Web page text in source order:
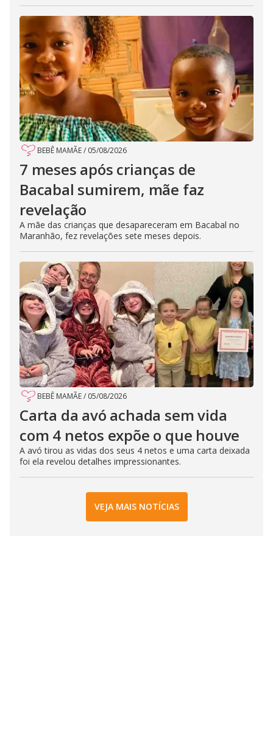
BEBÊ MAMÃE/ 05/08/2026
7 meses após crianças de
Bacabal sumirem, mãe faz
revelação
A mãe das crianças que desapareceram em Bacabal no
Maranhão, fez revelações sete meses depois.
BEBÊ MAMÃE/ 05/08/2026
Carta da avó achada sem vida
com 4 netos expõe o que houve
A avó tirou as vidas dos seus 4 netos e uma carta deixada
foi ela revelou detalhes impressionantes.
VEJA MAIS NOTÍCIAS